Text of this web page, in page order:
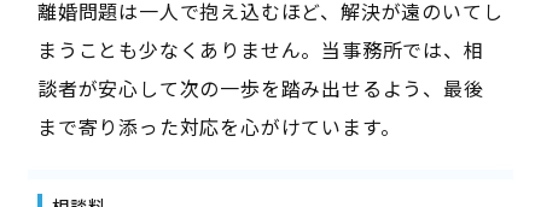
離婚問題は一人で抱え込むほど、解決が遠のいてし
まうことも少なくありません。当事務所では、相
談者が安心して次の一歩を踏み出せるよう、最後
まで寄り添った対応を心がけています。